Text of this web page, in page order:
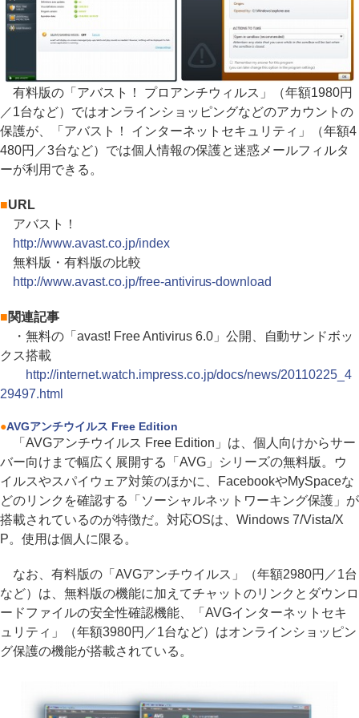
有料版の「アバスト！ プロアンチウィルス」（年額1980円
／1台など）ではオンラインショッピングなどのアカウントの
保護が、「アバスト！ インターネットセキュリティ」（年額4
480円／3台など）では個人情報の保護と迷惑メールフィルタ
ーが利用できる。
■URL
アバスト！
http://www.avast.co.jp/index
無料版・有料版の比較
http://www.avast.co.jp/free-antivirus-download
■関連記事
・無料の「avast! Free Antivirus 6.0」公開、自動サンドボッ
クス搭載
http://internet.watch.impress.co.jp/docs/news/20110225_4
29497.html
●AVGアンチウイルス Free Edition
「AVGアンチウイルス Free Edition」は、個人向けからサー
バー向けまで幅広く展開する「AVG」シリーズの無料版。ウ
イルスやスパイウェア対策のほかに、FacebookやMySpaceな
どのリンクを確認する「ソーシャルネットワーキング保護」が
搭載されているのが特徴だ。対応OSは、Windows 7/Vista/X
P。使用は個人に限る。
なお、有料版の「AVGアンチウイルス」（年額2980円／1台
など）は、無料版の機能に加えてチャットのリンクとダウンロ
ードファイルの安全性確認機能、「AVGインターネットセキ
ュリティ」（年額3980円／1台など）はオンラインショッピン
グ保護の機能が搭載されている。